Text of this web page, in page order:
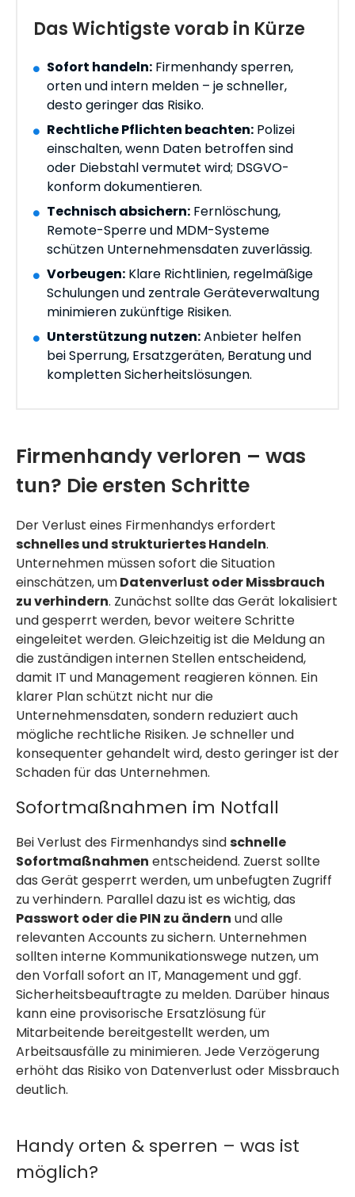
Das Wichtigste vorab in Kürze
Sofort handeln: Firmenhandy sperren,
orten und intern melden – je schneller,
desto geringer das Risiko.
Rechtliche Pflichten beachten: Polizei
einschalten, wenn Daten betroffen sind
oder Diebstahl vermutet wird; DSGVO-
konform dokumentieren.
Technisch absichern: Fernlöschung,
Remote-Sperre und MDM-Systeme
schützen Unternehmensdaten zuverlässig.
Vorbeugen: Klare Richtlinien, regelmäßige
Schulungen und zentrale Geräteverwaltung
minimieren zukünftige Risiken.
Unterstützung nutzen:Anbieter helfen
bei Sperrung, Ersatzgeräten, Beratung und
kompletten Sicherheitslösungen.
Firmenhandy verloren – was
tun? Die ersten Schritte
Der Verlust eines Firmenhandys erfordert
schnelles und strukturiertes Handeln.
Unternehmen müssen sofort die Situation
einschätzen, umDatenverlust oder Missbrauch
zu verhindern. Zunächst sollte das Gerät lokalisiert
und gesperrt werden, bevor weitere Schritte
eingeleitet werden. Gleichzeitig ist die Meldung an
die zuständigen internen Stellen entscheidend,
damit IT und Management reagieren können. Ein
klarer Plan schützt nicht nur die
Unternehmensdaten, sondern reduziert auch
mögliche rechtliche Risiken. Je schneller und
konsequenter gehandelt wird, desto geringer ist der
Schaden für das Unternehmen.
Sofortmaßnahmen im Notfall
Bei Verlust des Firmenhandys sindschnelle
Sofortmaßnahmen entscheidend. Zuerst sollte
das Gerät gesperrt werden, um unbefugten Zugriff
zu verhindern. Parallel dazu ist es wichtig, das
Passwort oder die PIN zu ändern und alle
relevanten Accounts zu sichern. Unternehmen
sollten interne Kommunikationswege nutzen, um
den Vorfall sofort an IT, Management und ggf.
Sicherheitsbeauftragte zu melden. Darüber hinaus
kann eine provisorische Ersatzlösung für
Mitarbeitende bereitgestellt werden, um
Arbeitsausfälle zu minimieren. Jede Verzögerung
erhöht das Risiko von Datenverlust oder Missbrauch
deutlich.
Handy orten & sperren – was ist
möglich?